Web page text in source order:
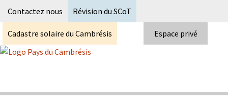
Contactez nous Révision du SCoT
Cadastre solaire du Cambrésis Espace privé